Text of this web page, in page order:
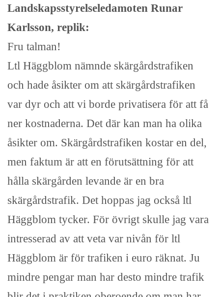
Landskapsstyrelseledamoten Runar
Karlsson, replik:
Fru talman!
Ltl Häggblom nämnde skärgårdstrafiken
och hade åsikter om att skärgårdstrafiken
var dyr och att vi borde privatisera för att få
ner kostnaderna. Det där kan man ha olika
åsikter om. Skärgårdstrafiken kostar en del,
men faktum är att en förutsättning för att
hålla skärgården levande är en bra
skärgårdstrafik. Det hoppas jag också ltl
Häggblom tycker. För övrigt skulle jag vara
intresserad av att veta var nivån för ltl
Häggblom är för trafiken i euro räknat. Ju
mindre pengar man har desto mindre trafik